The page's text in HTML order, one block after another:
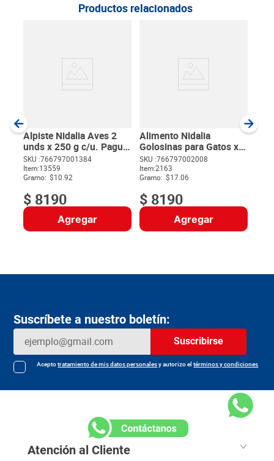
Productos relacionados
Alpiste Nidalia Aves 2
unds x 250 g c/u. Pague
2. Lleve 3 unds
SKU :766797001384
Item:13559
Gramo: $10.92
$ 8190
Agregar
Alimento Nidalia
Golosinas para Gatos x
160 g Pague 2 Lleve 3
SKU :766797002008
Item:2163
Gramo: $17.06
$ 8190
Agregar
Suscríbete a nuestro boletín:
Suscribirse
Aceptotratamiento de mis datos personalesy autorizo eltérminos y condiciones
Atención al Cliente